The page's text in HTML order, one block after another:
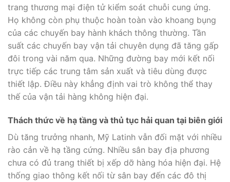
trang thương mại điện tử kiểm soát chuỗi cung ứng.
Họ không còn phụ thuộc hoàn toàn vào khoang bụng
của các chuyến bay hành khách thông thường. Tần
suất các chuyến bay vận tải chuyên dụng đã tăng gấp
đôi trong vài năm qua. Những đường bay mới kết nối
trực tiếp các trung tâm sản xuất và tiêu dùng được
thiết lập. Điều này khẳng định vai trò không thể thay
thế của vận tải hàng không hiện đại.
Thách thức về hạ tầng và thủ tục hải quan tại biên giới
Dù tăng trưởng nhanh, Mỹ Latinh vẫn đối mặt với nhiều
rào cản về hạ tầng cứng. Nhiều sân bay địa phương
chưa có đủ trang thiết bị xếp dỡ hàng hóa hiện đại. Hệ
thống giao thông kết nối từ sân bay đến các đô thị